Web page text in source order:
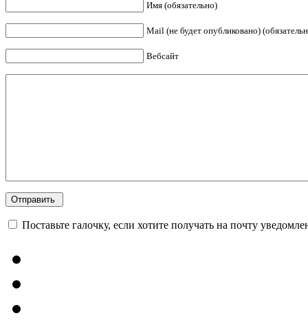
Имя (обязательно)
Mail (не будет опубликовано)
Вебсайт
Поставьте галочку, если хотите получать на почту